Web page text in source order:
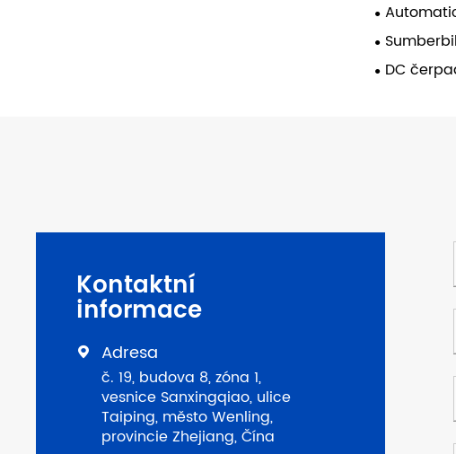
DC
Kontaktní
informace
 Adresa
č. 19, budova 8, zóna 1,
vesnice Sanxingqiao, ulice
Taiping, město Wenling,
provincie Zhejiang, Čína